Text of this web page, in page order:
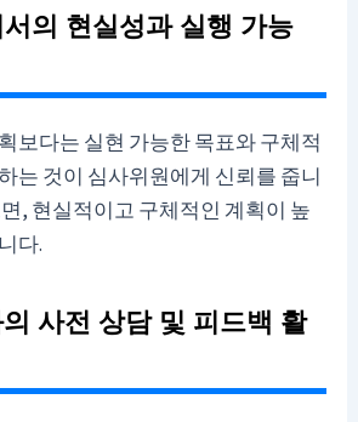
의 현실성과 실행 가능
보다는 실현 가능한 목표와 구체적
는 것이 심사위원에게 신뢰를 줍니
, 현실적이고 구체적인 계획이 높
다.
사전 상담 및 피드백 활